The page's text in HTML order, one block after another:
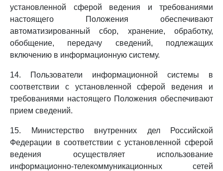
установленной сферой ведения и требованиями
настоящего Положения обеспечивают
автоматизированный сбор, хранение, обработку,
обобщение, передачу сведений, подлежащих
включению в информационную систему.
14. Пользователи информационной системы в
соответствии с установленной сферой ведения и
требованиями настоящего Положения обеспечивают
прием сведений.
15. Министерство внутренних дел Российской
Федерации в соответствии с установленной сферой
ведения осуществляет использование
информационно-телекоммуникационных сетей